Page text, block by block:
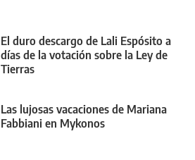
El duro descargo de Lali Espósito a
días de la votación sobre la Ley de
Tierras
Las lujosas vacaciones de Mariana
Fabbiani en Mykonos